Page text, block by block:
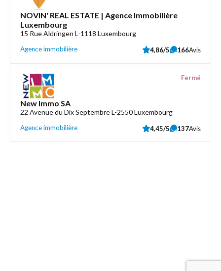
NOVIN' REAL ESTATE | Agence Immobilière
Luxembourg
15 Rue Aldringen L-1118 Luxembourg
Agence immobilière 4,86/5 166Avis
New Immo SA
22 Avenue du Dix Septembre L-2550 Luxembourg
Agence immobilière
Fermé
4,45/5 137Avis